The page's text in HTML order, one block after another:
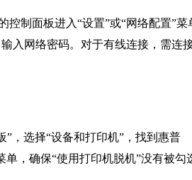
制面板进入“设置”或“网络配置”菜
入网络密码。对于有线连接，需连
，选择“设备和打印机”，找到惠普
，确保“使用打印机脱机”没有被勾